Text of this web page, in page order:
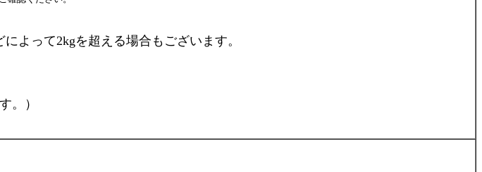
よって2kgを超える場合もございます。
。）